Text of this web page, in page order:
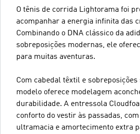
O tênis de corrida Lightorama foi
acompanhar a energia infinita das
Combinando o DNA clássico da
sobreposições modernas, ele
para muitas aventuras.
Com cabedal têxtil e sobreposições
modelo oferece modelagem
durabilidade. A entressola
conforto do vestir às passadas,
ultramacia e amortecimento extra